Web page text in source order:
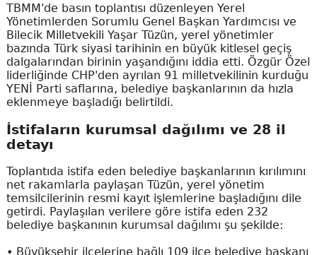
TBMM'de basın toplantısı düzenleyen Yerel
Yönetimlerden Sorumlu Genel Başkan Yardımcısı ve
Bilecik Milletvekili Yaşar Tüzün, yerel yönetimler
bazında Türk siyasi tarihinin en büyük kitlesel geçiş
dalgalarından birinin yaşandığını iddia etti. Özgür Özel
liderliğinde CHP'den ayrılan 91 milletvekilinin kurduğu
YENİ Parti saflarına, belediye başkanlarının da hızla
eklenmeye başladığı belirtildi.
İstifaların kurumsal dağılımı ve 28 il
detayı
Toplantıda istifa eden belediye başkanlarının kırılımını
net rakamlarla paylaşan Tüzün, yerel yönetim
temsilcilerinin resmi kayıt işlemlerine başladığını dile
getirdi. Paylaşılan verilere göre istifa eden 232
belediye başkanının kurumsal dağılımı şu şekilde:
• Büyükşehir ilçelerine bağlı 109 ilçe belediye başkanı